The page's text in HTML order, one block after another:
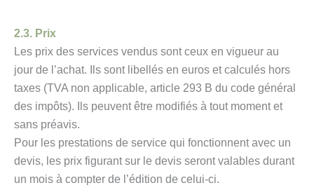
2.3. Prix
Les prix des services vendus sont ceux en vigueur au
jour de l’achat. Ils sont libellés en euros et calculés hors
taxes (TVA non applicable, article 293 B du code général
des impôts). Ils peuvent être modifiés à tout moment et
sans préavis.
Pour les prestations de service qui fonctionnent avec un
devis, les prix figurant sur le devis seront valables durant
un mois à compter de l’édition de celui-ci.